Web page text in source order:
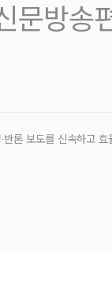
문방송
론 보도를 신속하고